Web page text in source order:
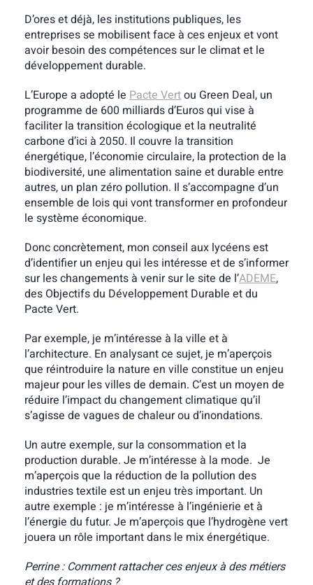
D’ores et déjà, les institutions publiques, les
entreprises se mobilisent face à ces enjeux et vont
avoir besoin des compétences sur le climat et le
développement durable.
L’Europe a adopté le Pacte Vertou Green Deal, un
programme de 600 milliards d’Euros qui vise à
faciliter la transition écologique et la neutralité
carbone d’ici à 2050. Il couvre la transition
énergétique, l’économie circulaire, la protection de la
biodiversité, une alimentation saine et durable entre
autres, un plan zéro pollution. Il s’accompagne d’un
ensemble de lois qui vont transformer en profondeur
le système économique.
Donc concrètement, mon conseil aux lycéens est
d’identifier un enjeu qui les intéresse et de s’informer
sur les changements à venir sur le site de l’ADEME,
des Objectifs du Développement Durable et du
Pacte Vert.
Par exemple, je m’intéresse à la ville et à
l’architecture. En analysant ce sujet, je m’aperçois
que réintroduire la nature en ville constitue un enjeu
majeur pour les villes de demain. C’est un moyen de
réduire l’impact du changement climatique qu’il
s’agisse de vagues de chaleur ou d’inondations.
Un autre exemple, sur la consommation et la
production durable. Je m’intéresse à la mode. Je
m’aperçois que la réduction de la pollution des
industries textile est un enjeu très important. Un
autre exemple : je m’intéresse à l’ingénierie et à
l’énergie du futur. Je m’aperçois que l’hydrogène vert
jouera un rôle important dans le mix énergétique.
Perrine : Comment rattacher ces enjeux à des métiers